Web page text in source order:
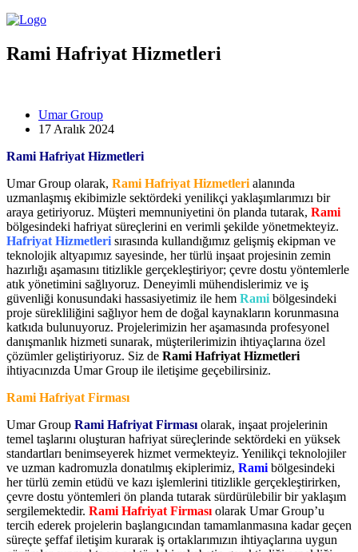
Rami Hafriyat Hizmetleri
Umar Group
17 Aralık 2024
Rami Hafriyat Hizmetleri
Umar Group olarak, Rami Hafriyat Hizmetleri alanında
uzmanlaşmış ekibimizle sektördeki yenilikçi yaklaşımlarımızı bir
araya getiriyoruz. Müşteri memnuniyetini ön planda tutarak, Rami
bölgesindeki hafriyat süreçlerini en verimli şekilde yönetmekteyiz.
Hafriyat Hizmetleri sırasında kullandığımız gelişmiş ekipman ve
teknolojik altyapımız sayesinde, her türlü inşaat projesinin zemin
hazırlığı aşamasını titizlikle gerçekleştiriyor; çevre dostu yöntemlerle
atık yönetimini sağlıyoruz. Deneyimli mühendislerimiz ve iş
güvenliği konusundaki hassasiyetimiz ile hem Rami bölgesindeki
proje sürekliliğini sağlıyor hem de doğal kaynakların korunmasına
katkıda bulunuyoruz. Projelerimizin her aşamasında profesyonel
danışmanlık hizmeti sunarak, müşterilerimizin ihtiyaçlarına özel
çözümler geliştiriyoruz. Siz de Rami Hafriyat Hizmetleri
ihtiyacınızda Umar Group ile iletişime geçebilirsiniz.
Rami Hafriyat Firması
Umar Group Rami Hafriyat Firması olarak, inşaat projelerinin
temel taşlarını oluşturan hafriyat süreçlerinde sektördeki en yüksek
standartları benimseyerek hizmet vermekteyiz. Yenilikçi teknolojiler
ve uzman kadromuzla donatılmış ekiplerimiz, Rami bölgesindeki
her türlü zemin etüdü ve kazı işlemlerini titizlikle gerçekleştirirken,
çevre dostu yöntemleri ön planda tutarak sürdürülebilir bir yaklaşım
sergilemektedir. Rami Hafriyat Firması olarak Umar Group’u
tercih ederek projelerin başlangıcından tamamlanmasına kadar geçen
süreçte şeffaf iletişim kurarak iş ortaklarımızın ihtiyaçlarına uygun